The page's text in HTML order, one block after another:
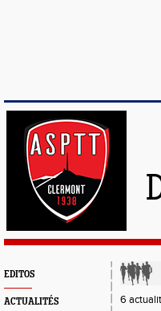
EDITOS
ACTUALITÉS 6